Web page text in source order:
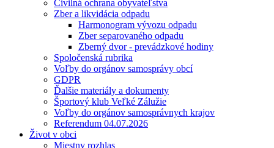
Civilná ochrana obyvateľstva
Zber a likvidácia odpadu
Harmonogram vývozu odpadu
Zber separovaného odpadu
Zberný dvor - prevádzkové hodiny
Spoločenská rubrika
Voľby do orgánov samosprávy obcí
GDPR
Ďalšie materiály a dokumenty
Športový klub Veľké Zálužie
Voľby do orgánov samosprávnych krajov
Referendum 04.07.2026
Život v obci
Miestny rozhlas